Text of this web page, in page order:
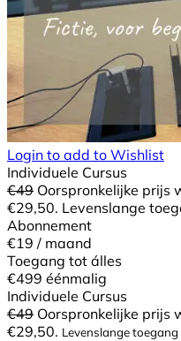
Login to add to Wishlist
Individuele Cursus
€49 Oorspronkelijke prijs
€29,50. Levenslange
Abonnement
€19 / maand
Toegang tot álles
€499 éénmalig
Individuele Cursus
€49 Oorspronkelijke prijs
€29,50. Levenslange toegang